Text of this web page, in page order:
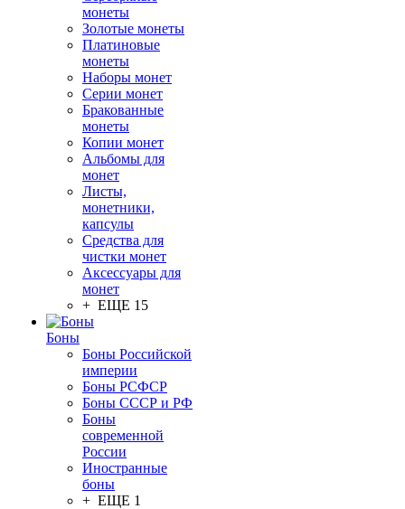
монеты
Золотые монеты
Платиновые
монеты
Наборы монет
Серии монет
Бракованные
монеты
Копии монет
Альбомы для
монет
Листы,
монетники,
капсулы
Средства для
чистки монет
Аксессуары для
монет
+ ЕЩЕ 15
Боны
Боны Российской
империи
Боны РСФСР
Боны СССР и РФ
Боны
современной
России
Иностранные
боны
+ ЕЩЕ 1